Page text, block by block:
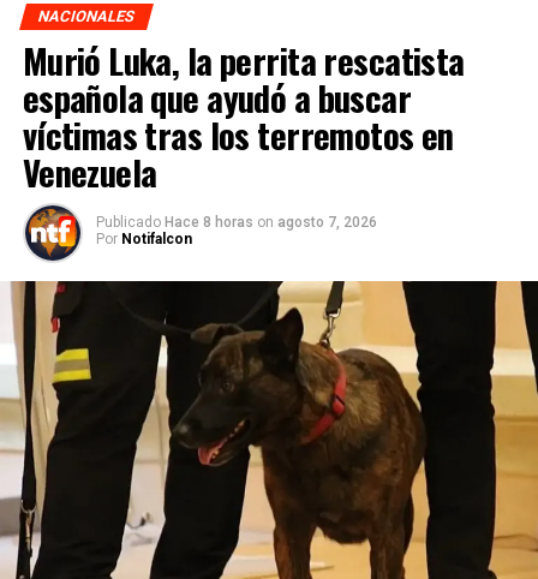
NACIONALES
Murió Luka, la perrita rescatista
española que ayudó a buscar
víctimas tras los terremotos en
Venezuela
Publicado Hace 8 horas on agosto 7, 2026
Por Notifalcon